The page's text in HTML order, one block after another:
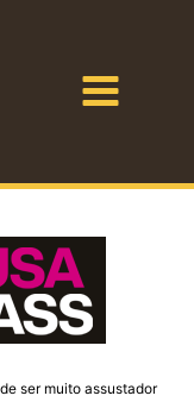
ser muito assustador